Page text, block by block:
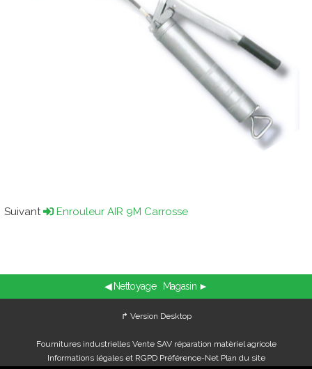
Suivant Enrouleur AIR 9M Carrosse
◀ Nettoyage Magasin ►
↱ Version Desktop
Fournitures industrielles Vente SAV réparation matèriel agricole
Informations légales et RGPD Préférence-Net Plan du site